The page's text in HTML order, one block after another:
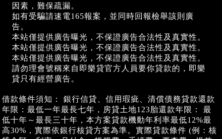
因素，難保疏漏。
如有受騙請速電165報案，並同時回報檢舉該則廣
告。
本站僅提供廣告曝光，不保證廣告合法性及真實性。
本站僅提供廣告曝光，不保證廣告合法性及真實性。
本站僅提供廣告曝光，不保證廣告合法性及真實性。
請勿理會號稱來自即樂貸官方人員要你貸款的，即樂
貸只有經營廣告。
借款條件須知： 銀行信貸、信用瑕疵、清償債務貸款還款
年限：最低一年最長七年，房貸土地123胎還款年限： 最
低十年～最長三十年，本方案貸款機動年利率最低12%最
高30%，實際依銀行核貸方案為準。實際貸款條件 (例：核